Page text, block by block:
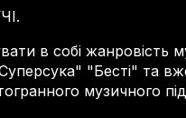
в собі жанровість
"Бесті" та
музичного